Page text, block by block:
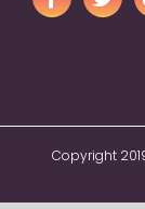
Copyright